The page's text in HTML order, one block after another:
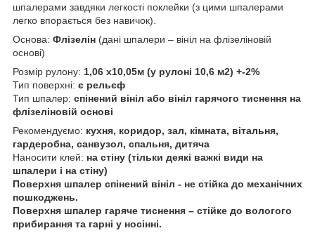
шпалерами завдяки легкості поклейки (з цими шпалерами
легко впорається без навичок).
Основа: Флізелін (дані шпалери – вініл на флізеліновій
основі)
Розмір рулону: 1,06 х10,05м (у рулоні 10,6 м2) +-2%
Тип поверхні: є рельєф
Тип шпалер: спінений вініл або вініл гарячого тиснення на
флізеліновій основі
Рекомендуємо: кухня, коридор, зал, кімната, вітальня,
гардеробна, санвузол, спальня, дитяча
Наносити клей: на стіну (тільки деякі важкі види на
шпалери і на стіну)
Поверхня шпалер спінений вініл - не стійка до механічних
пошкоджень.
Поверхня шпалер гаряче тиснення – стійке до вологого
прибирання та гарні у носінні.